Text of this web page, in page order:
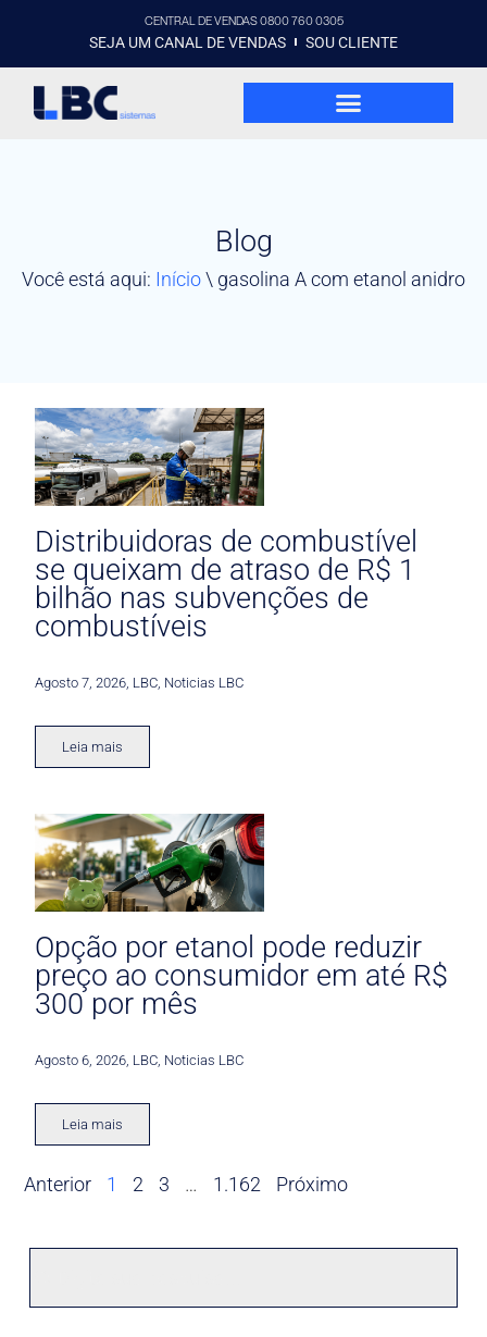
CENTRAL DE VENDAS 0800 760 0305
SEJA UM CANAL DE VENDAS SOU CLIENTE
Blog
Você está aqui: Início\ gasolina A com etanol anidro
Distribuidoras de combustível
se queixam de atraso de R$ 1
bilhão nas subvenções de
combustíveis
Agosto 7, 2026 LBC Noticias LBC
Leia mais
Opção por etanol pode reduzir
preço ao consumidor em até R$
300 por mês
Agosto 6, 2026 LBC Noticias LBC
Leia mais
Anterior 1 2 3 … 1.162 Próximo